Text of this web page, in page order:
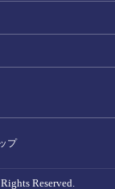
プ
Reserved.